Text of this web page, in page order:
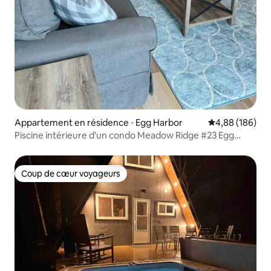
Appartement en résidence ⋅ Egg Harbor Évaluation
4,88 (186)
Piscine intérieure d'un condo Meadow Ridge #23 Egg
Coup de cœur voyageurs
Coup de cœur voyageurs